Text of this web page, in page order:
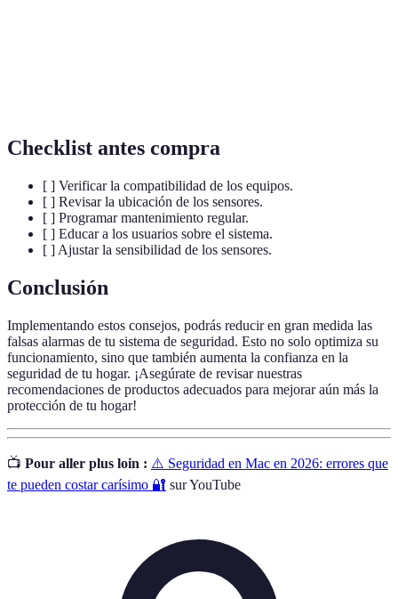
Checklist antes compra
[ ] Verificar la compatibilidad de los equipos.
[ ] Revisar la ubicación de los sensores.
[ ] Programar mantenimiento regular.
[ ] Educar a los usuarios sobre el sistema.
[ ] Ajustar la sensibilidad de los sensores.
Conclusión
Implementando estos consejos, podrás reducir en gran medida las
falsas alarmas de tu sistema de seguridad. Esto no solo optimiza su
funcionamiento, sino que también aumenta la confianza en la
seguridad de tu hogar. ¡Asegúrate de revisar nuestras
recomendaciones de productos adecuados para mejorar aún más la
protección de tu hogar!
📺 Pour aller plus loin : ⚠️ Seguridad en Mac en 2026: errores que
te pueden costar carísimo 🔐 sur YouTube